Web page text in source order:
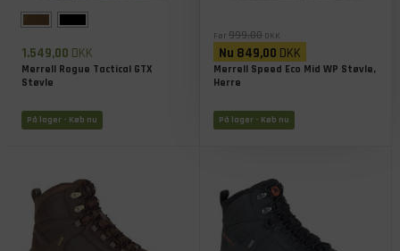
1.549,00 DKK
Merrell Rogue Tactical GTX
Støvle
På lager - Køb nu
Før 999,00 DKK
Nu 849,00 DKK
Merrell Speed Eco Mid WP Støvle,
Herre
På lager - Køb nu